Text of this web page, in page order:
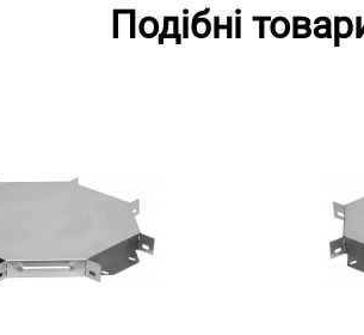
Подібні